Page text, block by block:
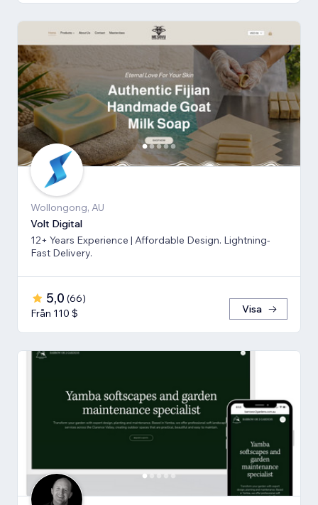
Wollongong, AU
Volt Digital
12+ Years Experience | Affordable Design. Lightning-
Fast Delivery.
5,0 (66)
Från 110 $
Visa